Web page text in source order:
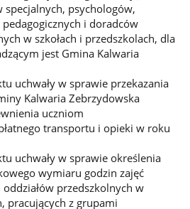
specjalnych, psychologów,
i doradców
w szkołach i przedszkolach, dla
jest Gmina Kalwaria
uchwały w sprawie przekazania
Kalwaria Zebrzydowska
uczniom
transportu i opieki w roku
uchwały w sprawie określenia
wymiaru godzin zajęć
przedszkolnych w
pracujących z grupami